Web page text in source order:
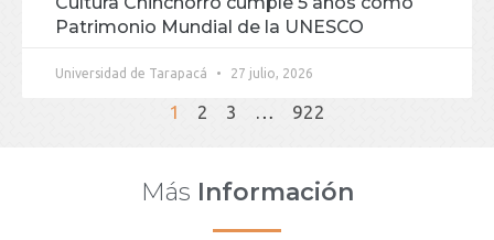
Patrimonio Mundial de la UNESCO
Universidad de Tarapacá 27 julio, 2026
1 2 3 922
Más Información